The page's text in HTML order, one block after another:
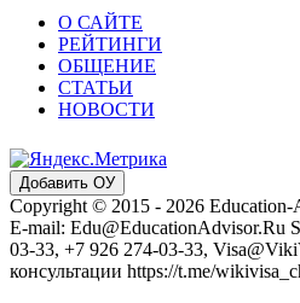
О САЙТЕ
РЕЙТИНГИ
ОБЩЕНИЕ
СТАТЬИ
НОВОСТИ
Добавить ОУ
Copyright © 2015 - 2026 Education-
E-mail: Edu@EducationAdvisor.Ru
03-33, +7 926 274-03-33,
консультации https://t.me/